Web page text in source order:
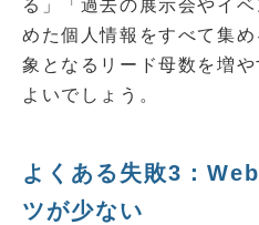
る」「過去の展示会やイ
めた個人情報をすべて集
象となるリード母数を増
よいでしょう。
よくある失敗3：
ツが少ない